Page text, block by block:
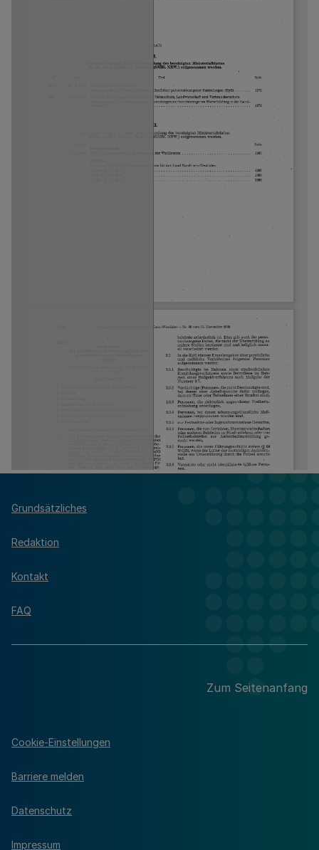
Grundsätzliches
Redaktion
Kontakt
FAQ
Zum Seitenanfang
Cookie-Einstellungen
Barriere melden
Datenschutz
Impressum